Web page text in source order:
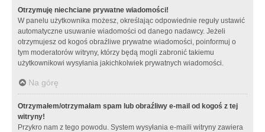
Otrzymuję niechciane prywatne wiadomości!
W panelu użytkownika możesz, określając odpowiednie reguły ustawić
automatyczne usuwanie wiadomości od danego nadawcy. Jeżeli
otrzymujesz od kogoś obraźliwe prywatne wiadomości, poinformuj o
tym moderatorów witryny, którzy będą mogli zabronić takiemu
użytkownikowi wysyłania jakichkolwiek prywatnych wiadomości.
Na górę
Otrzymałem/otrzymałam spam lub obraźliwy e-mail od kogoś z tej
witryny!
Przykro nam z tego powodu. System wysyłania e-maili witryny zawiera